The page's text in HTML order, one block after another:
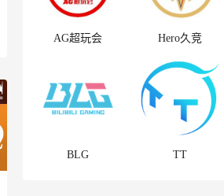
AG超玩会 Hero久竞
BLG TT